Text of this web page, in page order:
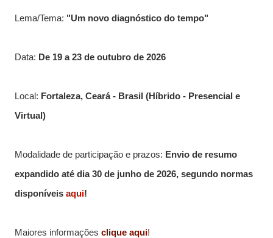
Lema/Tema: "Um novo diagnóstico do tempo"
Data: De 19 a 23 de outubro de 2026
Local: Fortaleza, Ceará - Brasil (Híbrido - Presencial e
Virtual)
Modalidade de participação e prazos: Envio de resumo
expandido até dia 30 de junho de 2026, segundo normas
disponíveis aqui!
Maiores informações clique aqui!